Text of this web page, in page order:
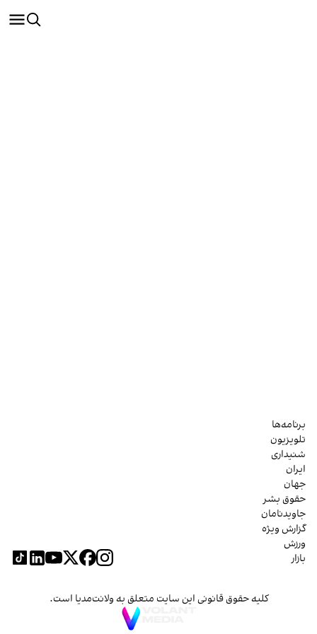
برنامه‌ها
تلویزیون
شنیداری
ایران
جهان
حقوق بشر
جاویدنامان
گزارش ویژه
ورزش
بازار
کلیه حقوق قانونی این سایت متعلق به ولانت‌مدیا است.